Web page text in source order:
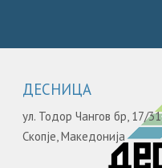
ДЕСНИЦА
ул. Тодор Чангов бр, 17/31
Скопје,Македонија